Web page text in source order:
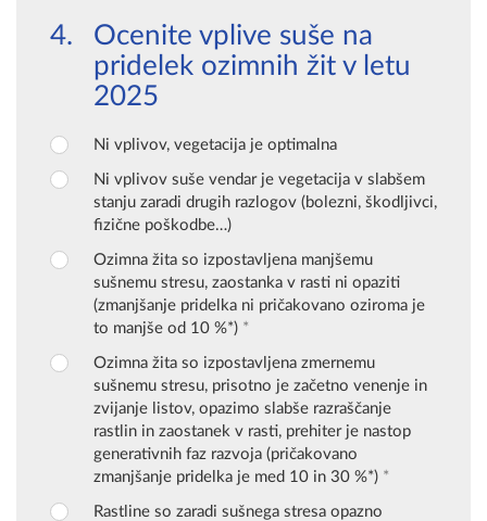
Ocenite vplive suše na
pridelek ozimnih žit v letu
2025
Ni vplivov, vegetacija je optimalna
Ni vplivov suše vendar je vegetacija v slabšem
stanju zaradi drugih razlogov (bolezni, škodljivci,
fizične poškodbe…)
Ozimna žita so izpostavljena manjšemu
sušnemu stresu, zaostanka v rasti ni opaziti
(zmanjšanje pridelka ni pričakovano oziroma je
to manjše od 10 %*) *
Ozimna žita so izpostavljena zmernemu
sušnemu stresu, prisotno je začetno venenje in
zvijanje listov, opazimo slabše razraščanje
rastlin in zaostanek v rasti, prehiter je nastop
generativnih faz razvoja (pričakovano
zmanjšanje pridelka je med 10 in 30 %*) *
Rastline so zaradi sušnega stresa opazno